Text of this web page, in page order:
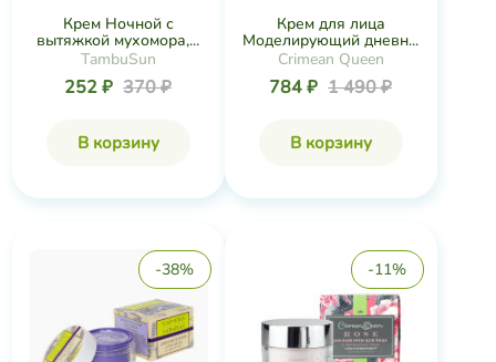
Крем Ночной с
вытяжкой мухомора,...
TambuSun
252 ₽ 370 ₽
В корзину
Крем для лица
Моделирующий дневн...
Crimean Queen
784 ₽ 1 490 ₽
В корзину
-38% -11%